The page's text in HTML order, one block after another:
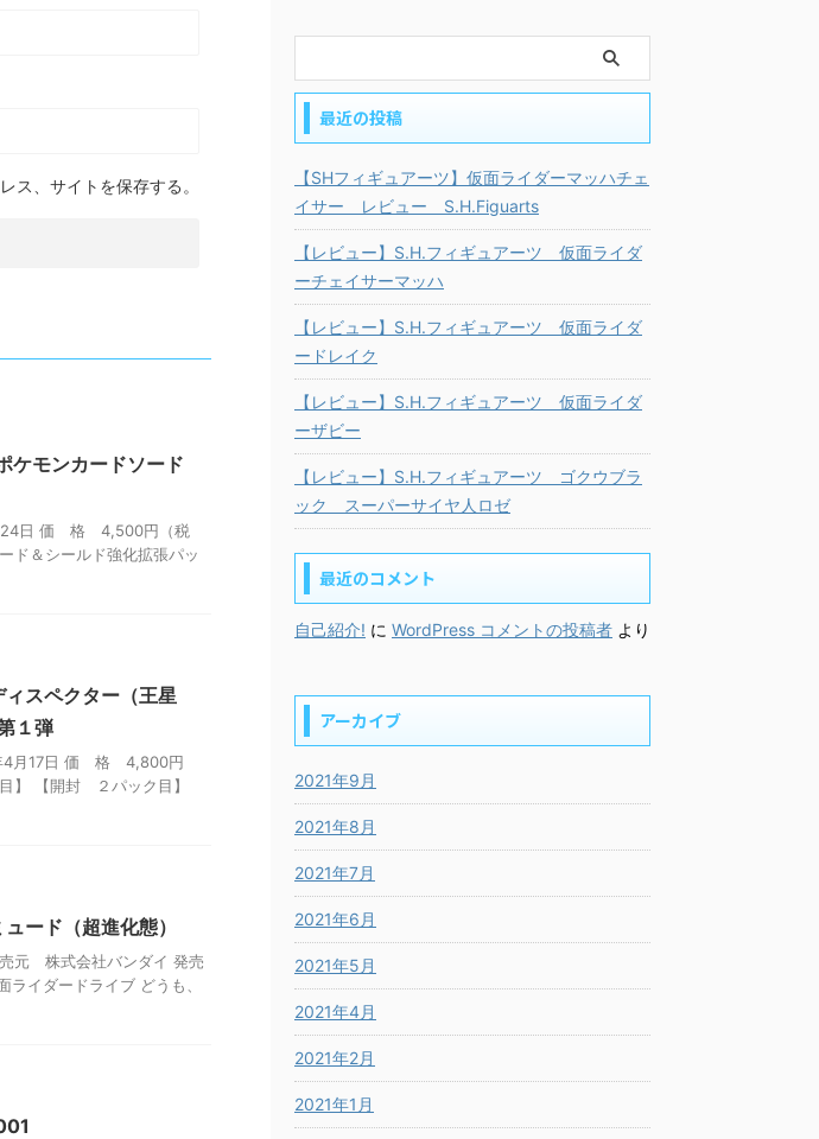
ス、サイトを保存する。
モンカードソード
24日 価 格 4,500円（税
＆シールド強化拡張パッ
スペクター（王星
１弾
4月17日 価 格 4,800円
】 【開封 ２パック目】
ード（超進化態）
売元 株式会社バンダイ 発売
ダードライブ どうも、
最近の投稿
【SHフィギュアーツ】仮面ライダーマッハチェ
イサー レビュー S.H.Figuarts
【レビュー】S.H.フィギュアーツ 仮面ライダ
ーチェイサーマッハ
【レビュー】S.H.フィギュアーツ 仮面ライダ
ードレイク
【レビュー】S.H.フィギュアーツ 仮面ライダ
ーザビー
【レビュー】S.H.フィギュアーツ ゴクウブラ
ック スーパーサイヤ人ロゼ
最近のコメント
自己紹介! に WordPress コメントの投稿者 より
アーカイブ
2021年9月
2021年8月
2021年7月
2021年6月
2021年5月
2021年4月
2021年2月
2021年1月